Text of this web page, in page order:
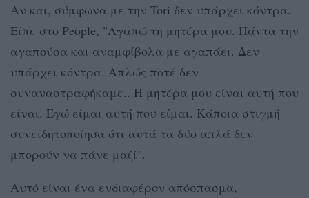
Αν και, σύμφωνα με την Tori δεν υπάρχει κόντρα.
Είπε στο People, "Αγαπώ τη μητέρα μου. Πάντα την
αγαπούσα και αναμφίβολα με αγαπάει. Δεν
υπάρχει κόντρα. Απλώς ποτέ δεν
συναναστραφήκαμε...Η μητέρα μου είναι αυτή που
είναι. Εγώ είμαι αυτή που είμαι. Κάποια στιγμή
συνειδητοποίησα ότι αυτά τα δύο απλά δεν
μπορούν να πάνε μαζί".
Αυτό είναι ένα ενδιαφέρον απόσπασμα,